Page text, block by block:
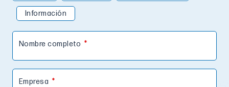
Información
Nombre completo
Empresa